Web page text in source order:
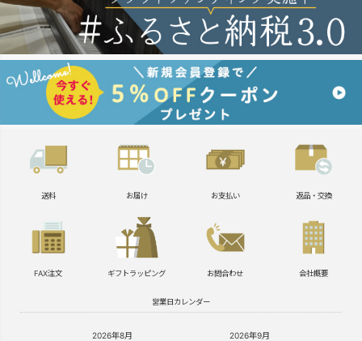
送料 お届け お支払い 返品・交換
FAX注文 ギフトラッピング お問合わせ 会社概要
営業日カレンダー
2026年8月 2026年9月